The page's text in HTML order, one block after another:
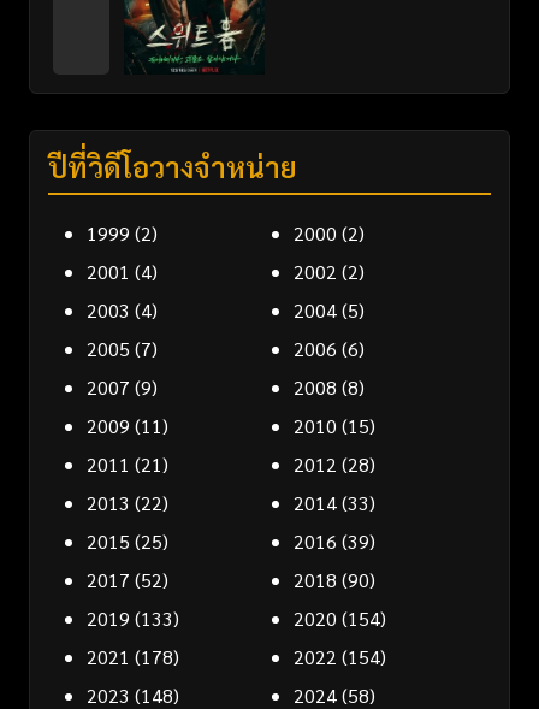
ปีที่วิดีโอวางจำหน่าย
1999 (2) 2000 (2)
2001 (4) 2002 (2)
2003 (4) 2004(5)
2005 (7) 2006 (6)
2007 (9) 2008 (8)
2009 (11) 2010 (15)
2011 (21) 2012 (28)
2013 (22) 2014(33)
2015 (25) 2016 (39)
2017 (52) 2018 (90)
2019 (133) 2020 (154)
2021 (178) 2022 (154)
2023 (148) 2024(58)